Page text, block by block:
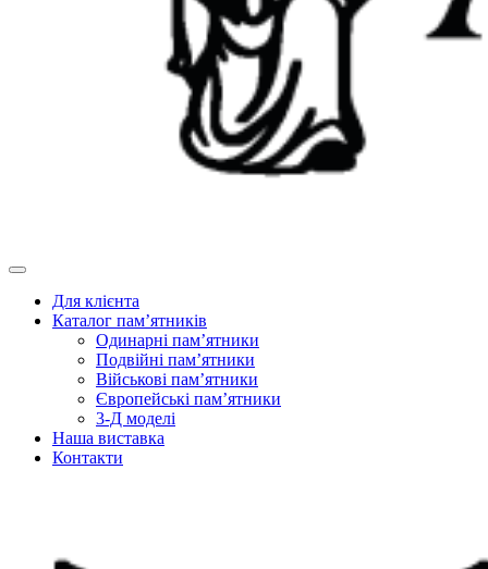
Для клієнта
Каталог пам’ятників
Одинарні пам’ятники
Подвійні пам’ятники
Військові пам’ятники
Європейські пам’ятники
3-Д моделі
Наша виставка
Контакти